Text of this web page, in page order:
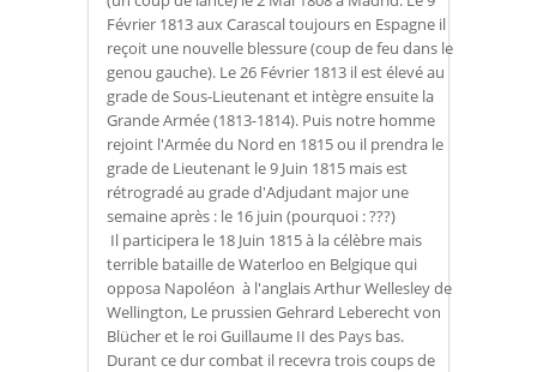
Février 1813 aux Carascal toujours en Espagne il
reçoit une nouvelle blessure (coup de feu dans le
genou gauche). Le 26 Février 1813 il est élevé au
grade de Sous-Lieutenant et intègre ensuite la
Grande Armée (1813-1814). Puis notre homme
rejoint l'Armée du Nord en 1815 ou il prendra le
grade de Lieutenant le 9 Juin 1815 mais est
rétrogradé au grade d'Adjudant major une
semaine après : le 16 juin (pourquoi : ???)
Il participera le 18 Juin 1815 à la célèbre mais
terrible bataille de Waterloo en Belgique qui
opposa Napoléon à l'anglais Arthur Wellesley de
Wellington, Le prussien Gehrard Leberecht von
Blücher et le roi Guillaume II des Pays bas.
Durant ce dur combat il recevra trois coups de